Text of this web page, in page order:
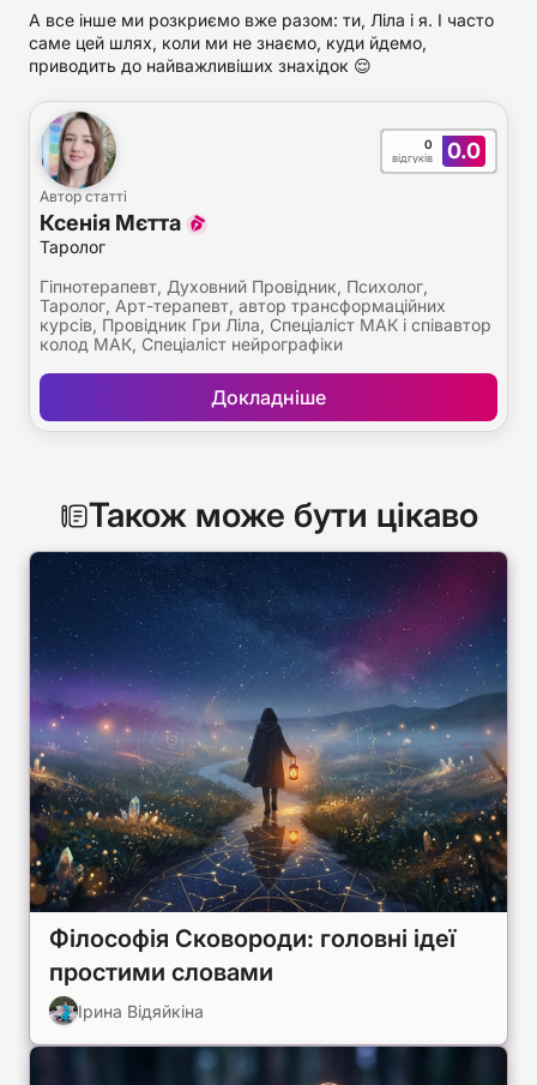
А все інше ми розкриємо вже разом: ти, Ліла і я. І часто
саме цей шлях, коли ми не знаємо, куди йдемо,
приводить до найважливіших знахідок 😌
Автор статті
Ксенія Мєтта
Таролог
0.0
0
відгуків
Докладніше
Гіпнотерапевт, Духовний Провідник, Психолог,
Таролог, Арт-терапевт, автор трансформаційних
курсів, Провідник Гри Ліла, Спеціаліст МАК і співавтор
колод МАК, Спеціаліст нейрографіки
Також може бути цікаво
Філософія Сковороди: головні ідеї
простими словами
Ірина Відяйкіна